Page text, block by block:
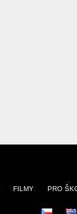
FILMY PRO